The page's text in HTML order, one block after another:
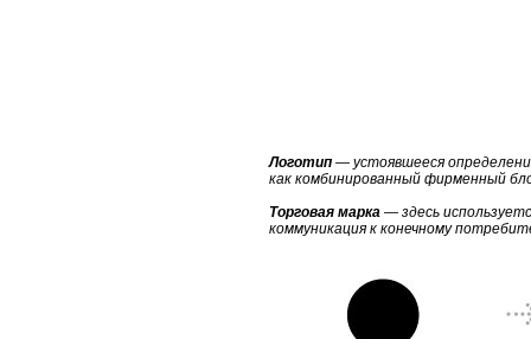
Логотип — устоявшееся
как комбинированный фирменный
Торговая марка — здесь
коммуникация к конечному